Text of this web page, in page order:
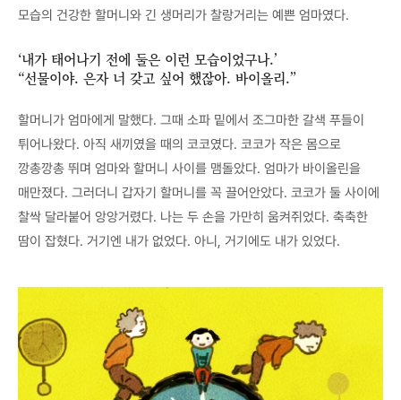
모습의 건강한 할머니와 긴 생머리가 찰랑거리는 예쁜 엄마였다.
‘내가 태어나기 전에 둘은 이런 모습이었구나.’
“선물이야. 은자 너 갖고 싶어 했잖아. 바이올리.”
할머니가 엄마에게 말했다. 그때 소파 밑에서 조그마한 갈색 푸들이
튀어나왔다. 아직 새끼였을 때의 코코였다. 코코가 작은 몸으로
깡총깡총 뛰며 엄마와 할머니 사이를 맴돌았다. 엄마가 바이올린을
매만졌다. 그러더니 갑자기 할머니를 꼭 끌어안았다. 코코가 둘 사이에
찰싹 달라붙어 앙앙거렸다. 나는 두 손을 가만히 움켜쥐었다. 축축한
땀이 잡혔다. 거기엔 내가 없었다. 아니, 거기에도 내가 있었다.